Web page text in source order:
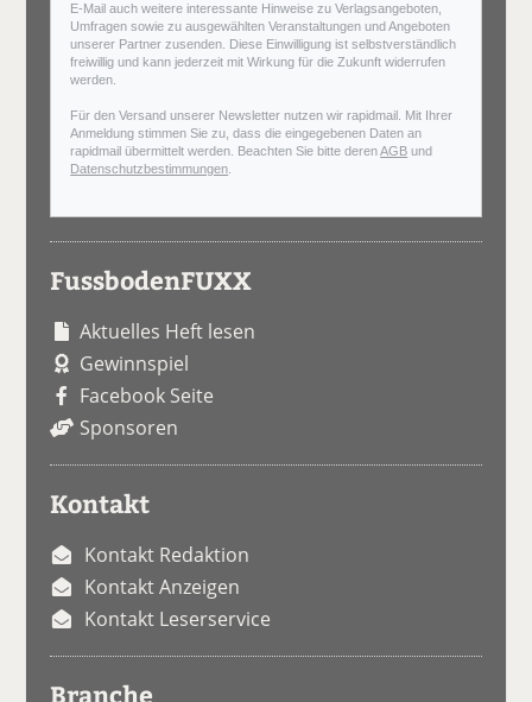
E-Mail auch weitere interessante Hinweise zu Verlagsangeboten,
Umfragen sowie zu ausgewählten Veranstaltungen und Angeboten
unserer Partner zusenden. Diese Einwilligung ist selbstverständlich
freiwillig und kann jederzeit mit Wirkung für die Zukunft widerrufen
werden.
Für den Versand unserer Newsletter nutzen wir rapidmail. Mit Ihrer
Anmeldung stimmen Sie zu, dass die eingegebenen Daten an
rapidmail übermittelt werden. Beachten Sie bitte derenAGB und
Datenschutzbestimmungen
FussbodenFUXX
Aktuelles Heft lesen
Gewinnspiel
Facebook Seite
Sponsoren
Kontakt
Kontakt Redaktion
Kontakt Anzeigen
Kontakt Leserservice
Branche